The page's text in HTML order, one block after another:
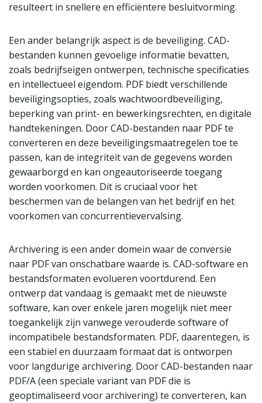
resulteert in snellere en efficiëntere besluitvorming.
Een ander belangrijk aspect is de beveiliging. CAD-
bestanden kunnen gevoelige informatie bevatten,
zoals bedrijfseigen ontwerpen, technische specificaties
en intellectueel eigendom. PDF biedt verschillende
beveiligingsopties, zoals wachtwoordbeveiliging,
beperking van print- en bewerkingsrechten, en digitale
handtekeningen. Door CAD-bestanden naar PDF te
converteren en deze beveiligingsmaatregelen toe te
passen, kan de integriteit van de gegevens worden
gewaarborgd en kan ongeautoriseerde toegang
worden voorkomen. Dit is cruciaal voor het
beschermen van de belangen van het bedrijf en het
voorkomen van concurrentievervalsing.
Archivering is een ander domein waar de conversie
naar PDF van onschatbare waarde is. CAD-software en
bestandsformaten evolueren voortdurend. Een
ontwerp dat vandaag is gemaakt met de nieuwste
software, kan over enkele jaren mogelijk niet meer
toegankelijk zijn vanwege verouderde software of
incompatibele bestandsformaten. PDF, daarentegen, is
een stabiel en duurzaam formaat dat is ontworpen
voor langdurige archivering. Door CAD-bestanden naar
PDF/A (een speciale variant van PDF die is
geoptimaliseerd voor archivering) te converteren, kan